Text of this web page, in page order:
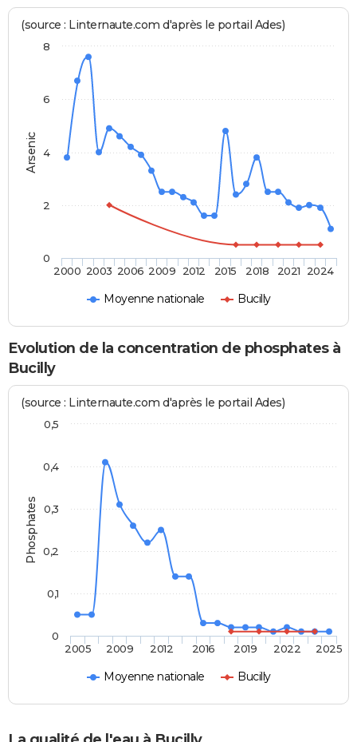
Arsenic
(source : Linternaute.com d'après le portail Ades)
Moyenne nationale Bucilly
2000 2003 2006 2009 2012 2015 2018 2021 2024
0
2
4
6
8
Evolution de la concentration de phosphates à
Bucilly
Phosphates
(source : Linternaute.com d'après le portail Ades)
Moyenne nationale Bucilly
2005 2009 2012 2016 2019 2022 2025
0
0,1
0,2
0,3
0,4
0,5